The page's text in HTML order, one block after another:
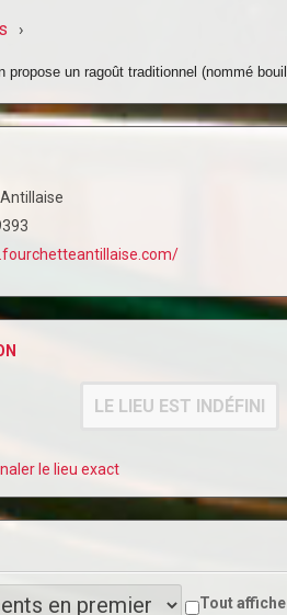
›
propose un ragoût traditionnel (nommé
LE LIEU EST INDÉFINI
le lieu exact
Tout